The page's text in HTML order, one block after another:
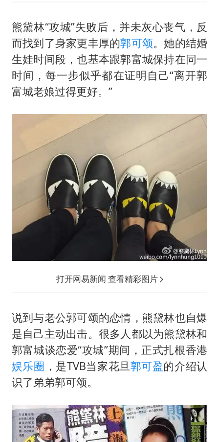
熊黛林“攻城”失败后，并未灰心丧气，反
而找到了身家更丰厚的郭可颂。她的结婚
生娃时间段，也基本跟郭富城保持在同一
时间，每一步似乎都在证明自己“离开郭
富城老娘过得更好。”
打开网易新闻 查看精彩图片
说到与老公郭可颂的恋情，熊黛林也自爆
是自己主动出击。很多人都以为熊黛林和
郭富城谈恋爱“攻城”期间，正式扎根香港
娱乐圈 ，是TVB当家花旦 郭可盈的介绍认
识了弟弟郭可颂。